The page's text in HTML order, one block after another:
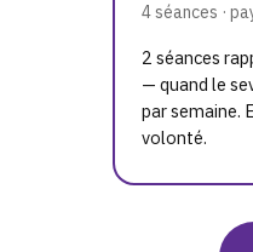
4 séances ·
2 séances
— quand le
par semaine.
volonté.